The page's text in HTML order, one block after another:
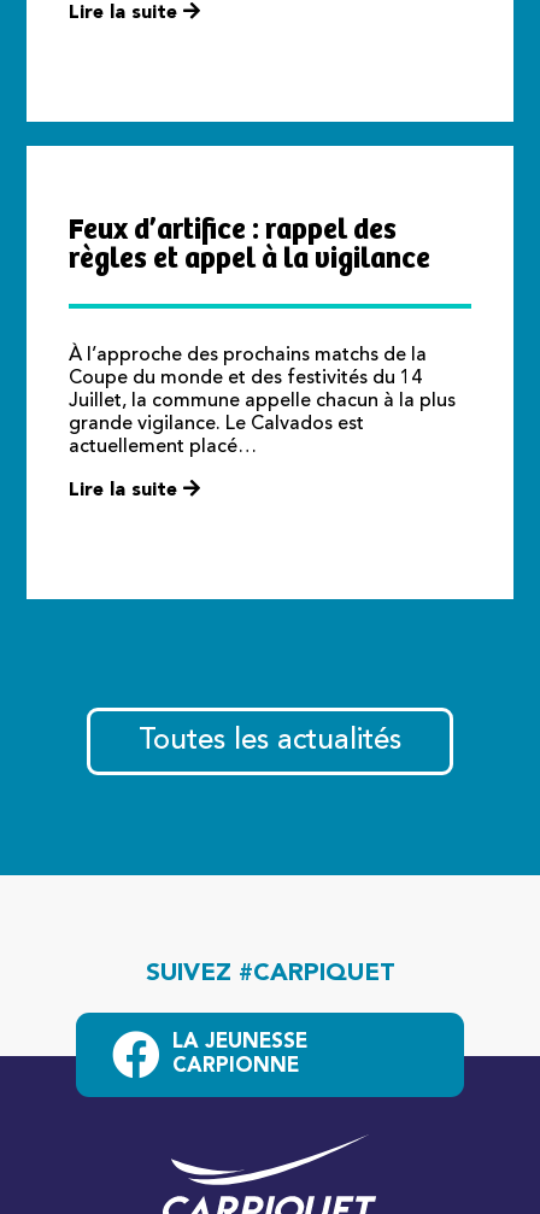
Lire la suite
Feux d’artifice : rappel des
règles et appel à la vigilance
À l’approche des prochains matchs de la
Coupe du monde et des festivités du 14
Juillet, la commune appelle chacun à la plus
grande vigilance. Le Calvados est
actuellement placé…
Lire la suite
Toutes les actualités
SUIVEZ #CARPIQUET
LA JEUNESSE
CARPIONNE